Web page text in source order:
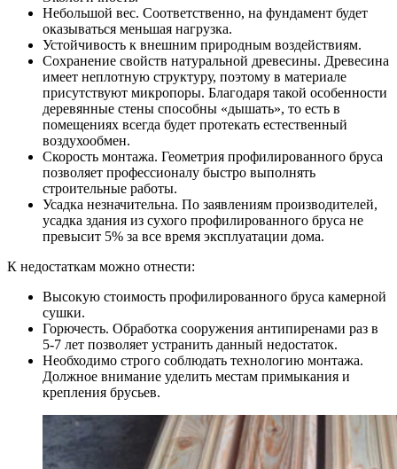
Небольшой вес. Соответственно, на фундамент будет
оказываться меньшая нагрузка.
Устойчивость к внешним природным воздействиям.
Сохранение свойств натуральной древесины. Древесина
имеет неплотную структуру, поэтому в материале
присутствуют микропоры. Благодаря такой особенности
деревянные стены способны «дышать», то есть в
помещениях всегда будет протекать естественный
воздухообмен.
Скорость монтажа. Геометрия профилированного бруса
позволяет профессионалу быстро выполнять
строительные работы.
Усадка незначительна. По заявлениям производителей,
усадка здания из сухого профилированного бруса не
превысит 5% за все время эксплуатации дома.
К недостаткам можно отнести:
Высокую стоимость профилированного бруса камерной
сушки.
Горючесть. Обработка сооружения антипиренами раз в
5-7 лет позволяет устранить данный недостаток.
Необходимо строго соблюдать технологию монтажа.
Должное внимание уделить местам примыкания и
крепления брусьев.